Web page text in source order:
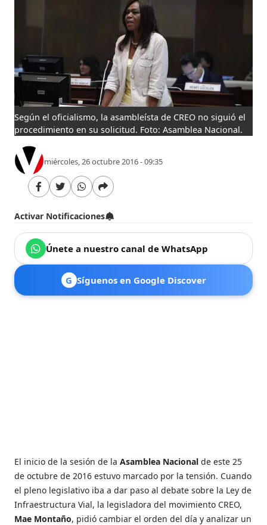
Según el oficialismo, la asambleísta de CREO no siguió el
procedimiento en su solicitud. Foto: Asamblea Nacional.
miércoles, 26 octubre 2016 - 09:35
Activar Notificaciones
Únete a nuestro canal de WhatsApp
G Síguenos en Google Discover
El inicio de la sesión de laAsamblea Nacional de este 25
de octubre de 2016 estuvo marcado por la tensión. Cuando
el pleno legislativo iba a dar paso al debate sobre la Ley de
Infraestructura Vial, la legisladora del movimiento CREO,
Mae Montaño, pidió cambiar el orden del día y analizar un